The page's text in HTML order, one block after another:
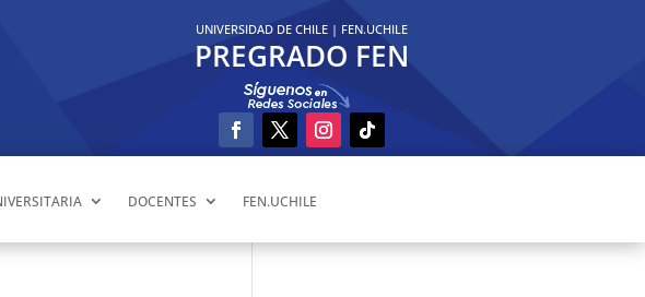
UNIVERSIDAD DE CHILE | FEN.UCHILE
PREGRADO FEN
DOCENTES FEN.UCHILE